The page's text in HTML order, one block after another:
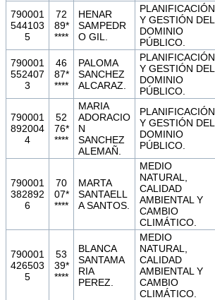
790001
544103
5
72
89*
****
HENAR
SAMPEDR
O GIL.
PLANIFICACIÓN
Y GESTIÓN DEL
DOMINIO
PÚBLICO.
790001
552407
3
46
87*
****
PALOMA
SANCHEZ
ALCARAZ.
PLANIFICACIÓN
Y GESTIÓN DEL
DOMINIO
PÚBLICO.
790001
892004
4
52
76*
****
MARIA
ADORACIO
N
SANCHEZ
ALEMAÑ.
PLANIFICACIÓN
Y GESTIÓN DEL
DOMINIO
PÚBLICO.
790001
382892
6
70
07*
****
MARTA
SANTAELL
A SANTOS.
MEDIO
NATURAL,
CALIDAD
AMBIENTAL Y
CAMBIO
CLIMÁTICO.
790001
426503
5
53
39*
****
BLANCA
SANTAMA
RIA
PEREZ.
MEDIO
NATURAL,
CALIDAD
AMBIENTAL Y
CAMBIO
CLIMÁTICO.